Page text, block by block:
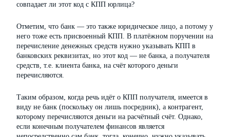
совпадает ли этот код с КПП юрлица?
Отметим, что банк — это также юридическое лицо, а потому у
него тоже есть присвоенный КПП. В платёжном поручении на
перечисление денежных средств нужно указывать КПП в
банковских реквизитах, но этот код — не банка, а получателя
средств, т.е. клиента банка, на счёт которого деньги
перечисляются.
Таким образом, когда речь идёт о КПП получателя, имеется в
виду не банк (поскольку он лишь посредник), а контрагент,
которому перечисляются деньги на расчётный счёт. Однако,
если конечным получателем финансов является